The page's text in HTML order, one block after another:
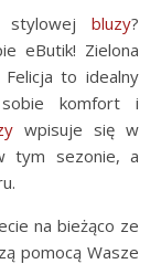
stylowej bluzy?
eButik! Zielona
to idealny
komfort i
wpisuje się w
tym sezonie, a
na bieżąco ze
pomocą Wasze